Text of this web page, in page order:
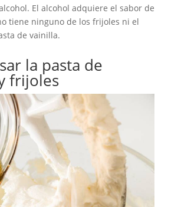
El alcohol adquiere el sabor de
tiene ninguno de los frijoles ni el
de vainilla.
la pasta de
frijoles